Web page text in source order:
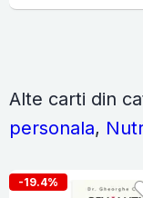
Alte carti din
personala,
-19.4%